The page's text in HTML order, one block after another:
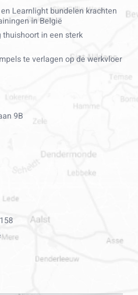
Learnlight bundelen krachten
in België
in een sterk
te verlagen op de werkvloer
9B